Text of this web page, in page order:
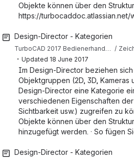
Objekte können über den
https://turbocaddoc.atlassian.net/
Design-Director - Kategorien
TurboCAD 2017 Bedienerhandbuch (Deutsch)
・ Updated 18 June 2017
Im Design-Director beziehen
Objektgruppen (2D, 3D, Kameras
Design-Director eine Kategorie
verschiedenen Eigenschaften
Sichtbarkeit usw.) zugreifen zu
Objekte können über den
hinzugefügt werden. · So fügen
Design-Director - Kategorien